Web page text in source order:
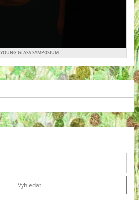
YOUNG GLASS SYMPOSIUM